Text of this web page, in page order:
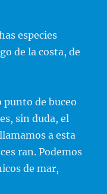
especies
de la costa, de
punto de buceo
sin duda, el
a esta
ran. Podemos
de mar,